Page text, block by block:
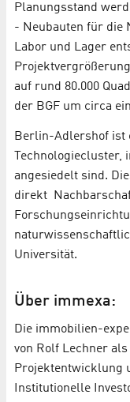
Planungsstand
- Neubauten für die
Labor und Lager
auf rund 80.000
der BGF um circa
Berlin-Adlershof ist
angesiedelt sind.
direkt
Universität.
Über immexa:
Die immobilien-
von Rolf Lechner
Projektentwicklung
Institutionelle